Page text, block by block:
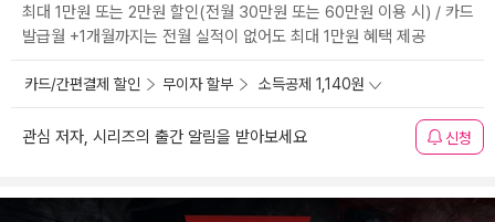
최대 1만원 또는 2만원 할인(전월 30만원 또는 60만원 이용 시) / 카드
발급월 +1개월까지는 전월 실적이 없어도 최대 1만원 혜택 제공
카드/간편결제 할인 무이자 할부 소득공제 1,140원
관심 저자, 시리즈의 출간 알림을 받아보세요 신청